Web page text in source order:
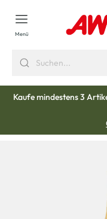
springen
Menü
Kaufe mindestens 3